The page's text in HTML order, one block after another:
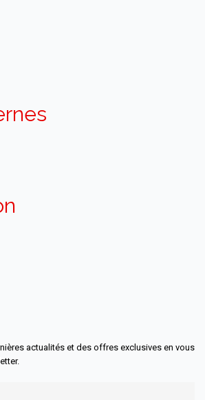
actualités et des offres exclusives en vous